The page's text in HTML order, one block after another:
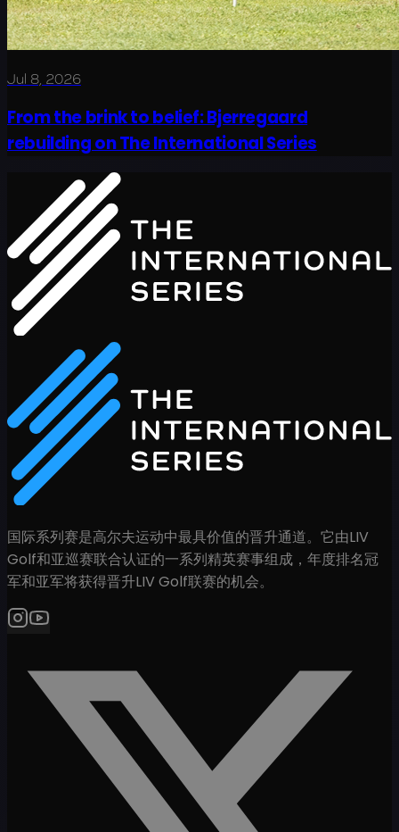
Jul 8, 2026
From the brink to belief: Bjerregaard
rebuilding on The International Series
国际系列赛是高尔夫运动中最具价值的晋升通道。它由LIV
Golf和亚巡赛联合认证的一系列精英赛事组成，年度排名冠
军和亚军将获得晋升LIV Golf联赛的机会。